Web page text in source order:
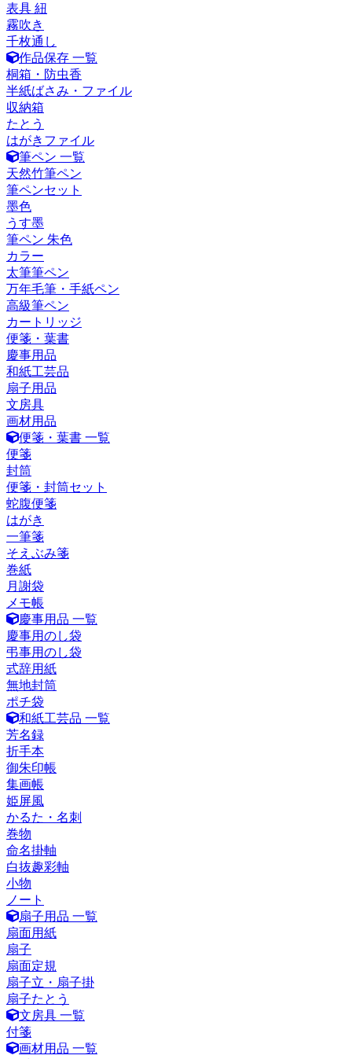
表具 紐
霧吹き
千枚通し
作品保存 一覧
桐箱・防虫香
半紙ばさみ・ファイル
収納箱
たとう
はがきファイル
筆ペン 一覧
天然竹筆ペン
筆ペンセット
墨色
うす墨
筆ペン 朱色
カラー
太筆筆ペン
万年毛筆・手紙ペン
高級筆ペン
カートリッジ
便箋・葉書
慶事用品
和紙工芸品
扇子用品
文房具
画材用品
便箋・葉書 一覧
便箋
封筒
便箋・封筒セット
蛇腹便箋
はがき
一筆箋
そえぶみ箋
巻紙
月謝袋
メモ帳
慶事用品 一覧
慶事用のし袋
弔事用のし袋
式辞用紙
無地封筒
ポチ袋
和紙工芸品 一覧
芳名録
折手本
御朱印帳
集画帳
姫屏風
かるた・名刺
巻物
命名掛軸
白抜趣彩軸
小物
ノート
扇子用品 一覧
扇面用紙
扇子
扇面定規
扇子立・扇子掛
扇子たとう
文房具 一覧
付箋
画材用品 一覧